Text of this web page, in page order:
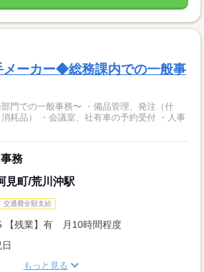
メーカー◆総務課内での一般事
門での一般事務〜 ・備品管理、発注（什
耗品） ・会議室、社有車の予約受付 ・人事
務
見町/荒川沖駅
交通費全額支給
【残業】有 月10時間程度
もっと見る